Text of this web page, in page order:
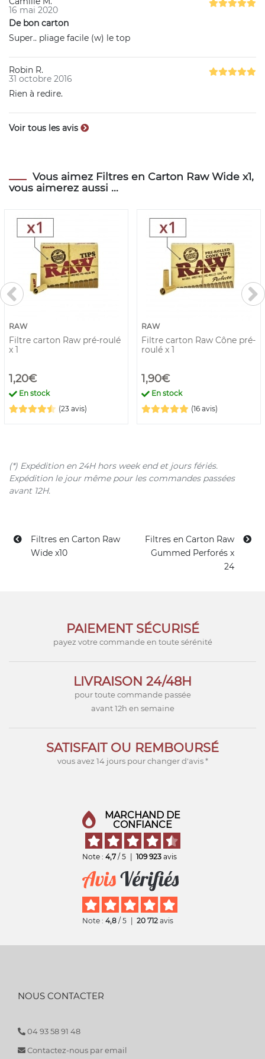
16 mai 2020
De bon carton
Super.. pliage facile (w) le top
Robin R.
31 octobre 2016
Rien à redire.
Voir tous les avis
Vous aimez Filtres en Carton Raw Wide x1,
vous aimerez aussi ...
RAW
Filtre carton Raw pré-roulé
x 1
1,20€
En stock
(23 avis)
RAW
Filtre carton Raw Cône pré-
roulé x 1
1,90€
En stock
(16 avis)
(*) Expédition en 24H hors week end et jours fériés.
Expédition le jour même pour les commandes passées
avant 12H.
Filtres en Carton Raw
Wide x10
Filtres en Carton Raw
Gummed Perforés x
24
PAIEMENT SÉCURISÉ
payez votre commande en toute sérénité
LIVRAISON 24/48H
pour toute commande passée
avant 12h en semaine
SATISFAIT OU REMBOURSÉ
vous avez 14 jours pour changer d'avis *
MARCHAND DE
CONFIANCE
Note : 4,7 / 5 109 923 avis
Note : 4,8 / 5 20 712 avis
NOUS CONTACTER
04 93 58 91 48
Contactez-nous par email